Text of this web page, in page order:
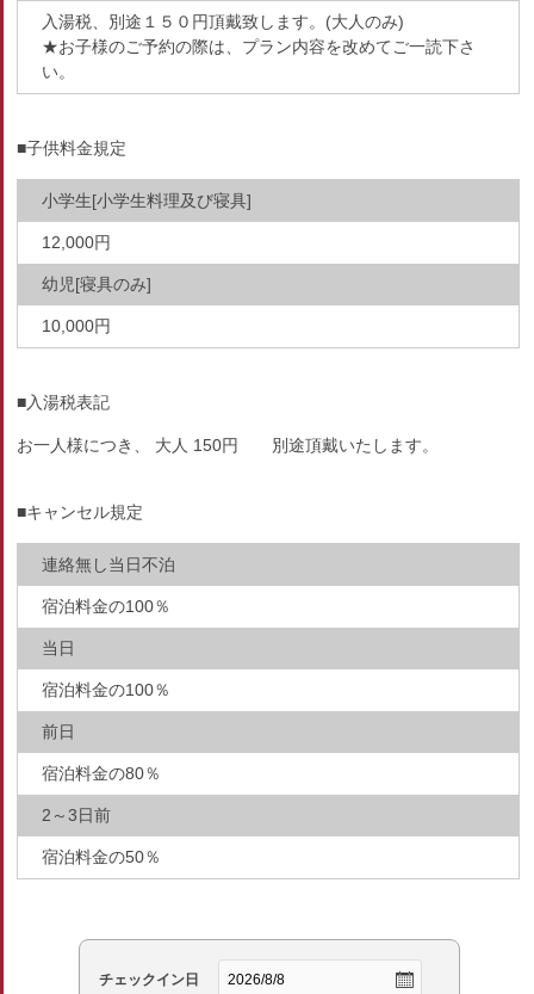
入湯税、別途１５０円頂戴致します。(大人のみ)
★お子様のご予約の際は、プラン内容を改めてご一読下さ
い。
■子供料金規定
小学生[小学生料理及び寝具]
12,000円
幼児[寝具のみ]
10,000円
■入湯税表記
お一人様につき、 大人 150円 別途頂戴いたします。
■キャンセル規定
連絡無し当日不泊
宿泊料金の100％
当日
宿泊料金の100％
前日
宿泊料金の80％
2～3日前
宿泊料金の50％
チェックイン日